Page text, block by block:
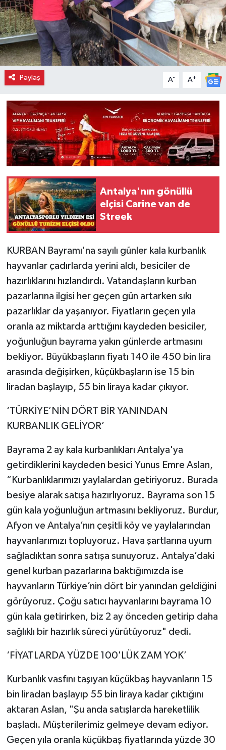
Paylaş A- A+
Antalya'nın gönüllü
elçisi Carine van de
Streek
KURBAN Bayramı'na sayılı günler kala kurbanlık
hayvanlar çadırlarda yerini aldı, besiciler de
hazırlıklarını hızlandırdı. Vatandaşların kurban
pazarlarına ilgisi her geçen gün artarken sıkı
pazarlıklar da yaşanıyor. Fiyatların geçen yıla
oranla az miktarda arttığını kaydeden besiciler,
yoğunluğun bayrama yakın günlerde artmasını
bekliyor. Büyükbaşların fiyatı 140 ile 450 bin lira
arasında değişirken, küçükbaşların ise 15 bin
liradan başlayıp, 55 bin liraya kadar çıkıyor.
‘TÜRKİYE’NİN DÖRT BİR YANINDAN
KURBANLIK GELİYOR’
Bayrama 2 ay kala kurbanlıkları Antalya'ya
getirdiklerini kaydeden besici Yunus Emre Aslan,
“Kurbanlıklarımızı yaylalardan getiriyoruz. Burada
besiye alarak satışa hazırlıyoruz. Bayrama son 15
gün kala yoğunluğun artmasını bekliyoruz. Burdur,
Afyon ve Antalya’nın çeşitli köy ve yaylalarından
hayvanlarımızı topluyoruz. Hava şartlarına uyum
sağladıktan sonra satışa sunuyoruz. Antalya’daki
genel kurban pazarlarına baktığımızda ise
hayvanların Türkiye’nin dört bir yanından geldiğini
görüyoruz. Çoğu satıcı hayvanlarını bayrama 10
gün kala getirirken, biz 2 ay önceden getirip daha
sağlıklı bir hazırlık süreci yürütüyoruz" dedi.
‘FİYATLARDA YÜZDE 100'LÜK ZAM YOK’
Kurbanlık vasfını taşıyan küçükbaş hayvanların 15
bin liradan başlayıp 55 bin liraya kadar çıktığını
aktaran Aslan, "Şu anda satışlarda hareketlilik
başladı. Müşterilerimiz gelmeye devam ediyor.
Geçen yıla oranla küçükbaş fiyatlarında yüzde 30